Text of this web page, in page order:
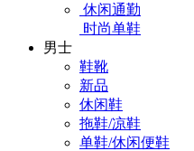
休闲通勤
时尚单鞋
男士
鞋靴
新品
休闲鞋
拖鞋/凉鞋
单鞋/休闲便鞋